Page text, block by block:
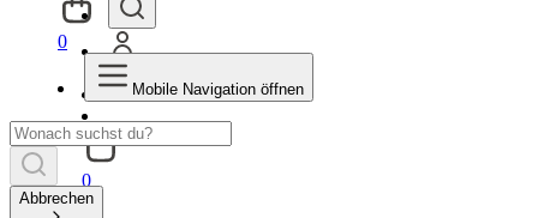
0
0
Mobile Navigation öffnen
Abbrechen